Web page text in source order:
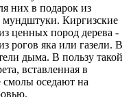
них в подарок из
мундштуки. Киргизские
ценных пород дерева -
рогов яка или газели. В
дыма. В пользу такой
вставленная в
оседают на